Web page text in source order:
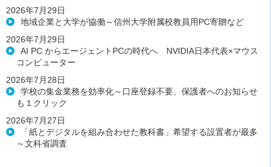
2026年7月29日
地域企業と大学が協働～信州大学附属校教員用PC寄贈など
2026年7月29日
AI PC からエージェントPCの時代へ NVIDIA日本代表×マウス
コンピューター
2026年7月28日
学校の集金業務を効率化～口座登録不要、保護者へのお知らせ
も１クリック
2026年7月27日
「紙とデジタルを組み合わせた教科書」希望する設置者が最多
～文科省調査